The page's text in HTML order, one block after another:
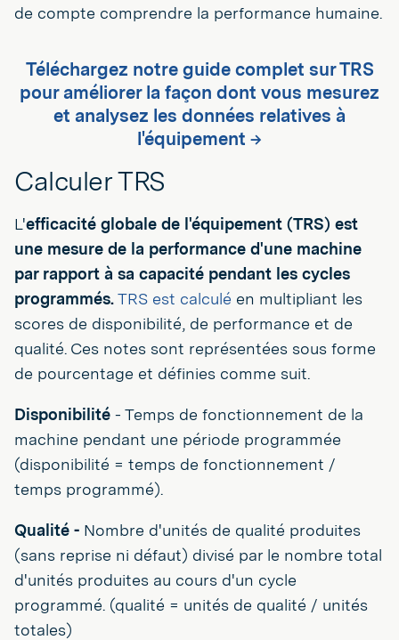
de compte comprendre la performance humaine.
Téléchargez notre guide complet sur TRS
pour améliorer la façon dont vous mesurez
et analysez les données relatives à
l'équipement →
Calculer TRS
L'efficacité globale de l'équipement (TRS) est
une mesure de la performance d'une machine
par rapport à sa capacité pendant les cycles
programmés.TRS est calculé en multipliant les
scores de disponibilité, de performance et de
qualité. Ces notes sont représentées sous forme
de pourcentage et définies comme suit.
Disponibilité - Temps de fonctionnement de la
machine pendant une période programmée
(disponibilité = temps de fonctionnement /
temps programmé).
Qualité - Nombre d'unités de qualité produites
(sans reprise ni défaut) divisé par le nombre total
d'unités produites au cours d'un cycle
programmé. (qualité = unités de qualité / unités
totales)